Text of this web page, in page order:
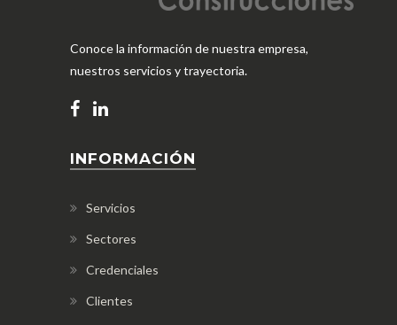
Conoce la información de nuestra empresa,
nuestros servicios y trayectoria.
INFORMACIÓN
Servicios
Sectores
Credenciales
Clientes